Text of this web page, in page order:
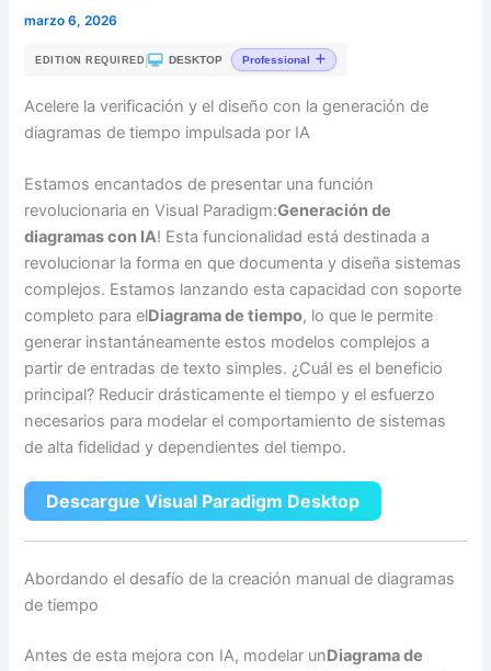
marzo 6, 2026
EDITION REQUIRED | DESKTOP Professional
Acelere la verificación y el diseño con la generación de
diagramas de tiempo impulsada por IA
Estamos encantados de presentar una función
revolucionaria en Visual Paradigm:Generación de
diagramas con IA! Esta funcionalidad está destinada a
revolucionar la forma en que documenta y diseña sistemas
complejos. Estamos lanzando esta capacidad con soporte
completo para elDiagrama de tiempo, lo que le permite
generar instantáneamente estos modelos complejos a
partir de entradas de texto simples. ¿Cuál es el beneficio
principal? Reducir drásticamente el tiempo y el esfuerzo
necesarios para modelar el comportamiento de sistemas
de alta fidelidad y dependientes del tiempo.
Descargue Visual Paradigm Desktop
Abordando el desafío de la creación manual de diagramas
de tiempo
Antes de esta mejora con IA, modelar unDiagrama de